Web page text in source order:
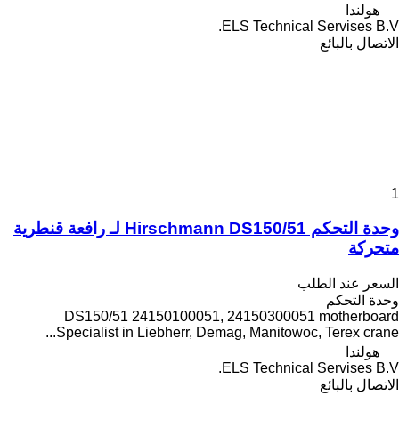
هولندا
ELS Technical Servises B.V.
الاتصال بالبائع
1
وحدة التحكم Hirschmann DS150/51 لـ رافعة قنطرية
متحركة
السعر عند الطلب
وحدة التحكم
DS150/51 24150100051, 24150300051 motherboard
Specialist in Liebherr, Demag, Manitowoc, Terex crane...
هولندا
ELS Technical Servises B.V.
الاتصال بالبائع